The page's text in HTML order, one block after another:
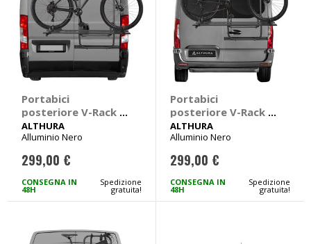
Portabici
posteriore V-Rack -
ALTHURA Citroen
Jumper, Fiat
Boxer
ALTHURA
Alluminio Nero
299,00 €
CONSEGNA IN
48H
Spedizione
gratuita!
Portabici
posteriore V-Rack -
ALTHURA Mercedes
Sprinter,
ALTHURA
Alluminio Nero
299,00 €
CONSEGNA IN
48H
Spedizione
gratuita!